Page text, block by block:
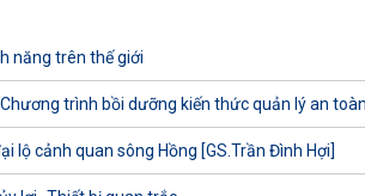
năng trên thế giới
trình bồi dưỡng kiến thức quản lý an
lộ cảnh quan sông Hồng [GS.Trần Đình Hợi]